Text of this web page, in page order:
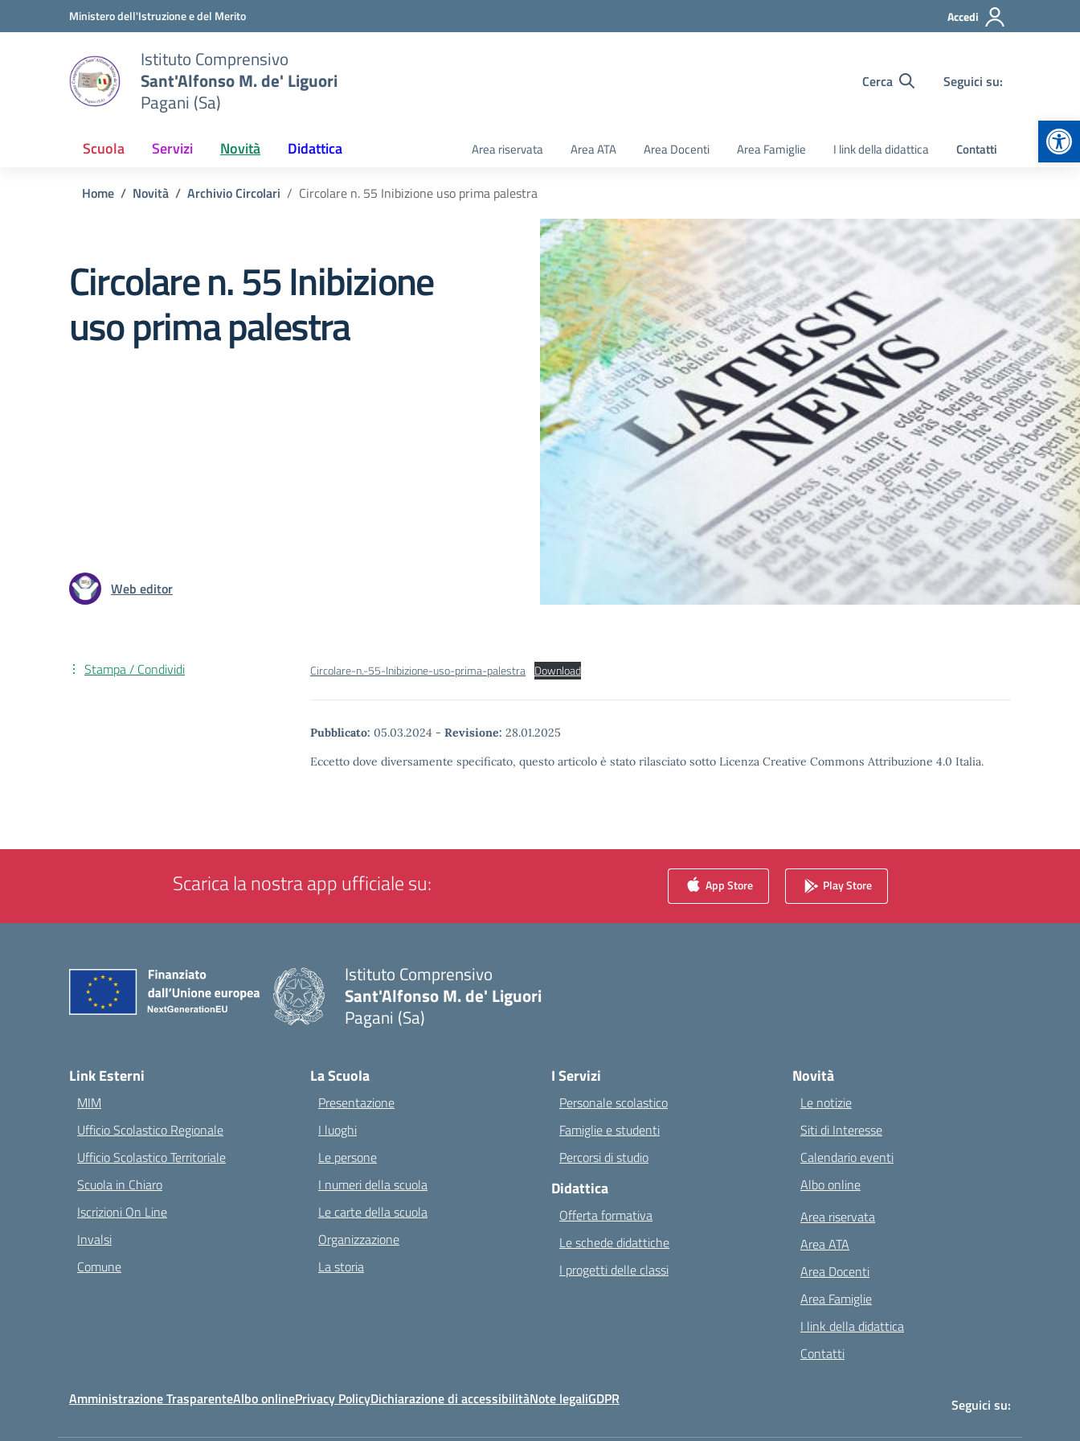
Vai ai contenuti
Vai al menu di navigazioneMinistero dell'Istruzione e del Merito Accedi
Istituto Comprensivo
Sant'Alfonso M. de' Liguori
Pagani (Sa)
Cerca Seguici su:
Scuola Servizi Novità Didattica Area riservata Area ATA Area Docenti Area Famiglie I link della didattica Contatti
Home Novità Archivio Circolari Circolare n. 55 Inibizione uso prima palestra
Circolare n. 55 Inibizione
uso prima palestra
Web editor
Circolare-n.-55-Inibizione-uso-prima-palestra Download
Pubblicato: 05.03.2024 - Revisione: 28.01.2025
Eccetto dove diversamente specificato, questo articolo è stato rilasciato sotto Licenza Creative Commons Attribuzione 4.0 Italia.
Stampa / Condividi
Scarica la nostra app ufficiale su: App Store Play Store
Istituto Comprensivo
Sant'Alfonso M. de' Liguori
Pagani (Sa)
Link Esterni
MIM
Ufficio Scolastico Regionale
Ufficio Scolastico Territoriale
Scuola in Chiaro
Iscrizioni On Line
Invalsi
Comune
La Scuola
Presentazione
I luoghi
Le persone
I numeri della scuola
Le carte della scuola
Organizzazione
La storia
I Servizi
Personale scolastico
Famiglie e studenti
Percorsi di studio
Didattica
Offerta formativa
Le schede didattiche
I progetti delle classi
Novità
Le notizie
Siti di Interesse
Calendario eventi
Albo online
Area riservata
Area ATA
Area Docenti
Area Famiglie
I link della didattica
Contatti
Amministrazione TrasparenteAlbo onlinePrivacy PolicyDichiarazione di accessibilitàNote legaliGDPR Seguici su: